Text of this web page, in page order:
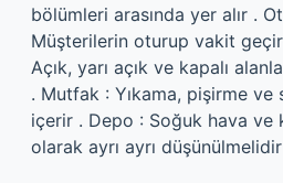
bölümleri arasında yer alır .
Müşterilerin oturup vakit
Açık, yarı açık ve kapalı
. Mutfak : Yıkama, pişirme ve
içerir . Depo : Soğuk hava ve
olarak ayrı ayrı